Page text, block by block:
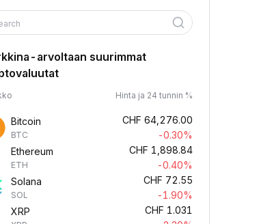
arvoltaan suurimmat
Hinta ja 24 tunnin %
Bitcoin
BTC
CHF 64,276.00
-0.30%
Ethereum
ETH
CHF 1,898.84
-0.40%
Solana
SOL
CHF 72.55
-1.90%
XRP
CHF 1.031